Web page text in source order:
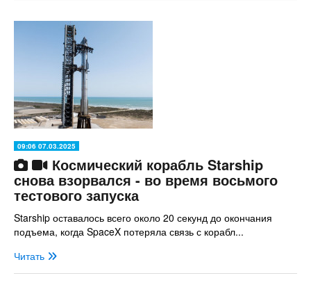
09:06 07.03.2025
Космический корабль Starship
снова взорвался - во время восьмого
тестового запуска
Starship оставалось всего около 20 секунд до окончания
подъема, когда SpaceX потеряла связь с корабл...
Читать